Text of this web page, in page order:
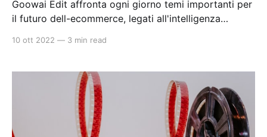
Goowai Edit affronta ogni giorno temi importanti per
il futuro dell-ecommerce, legati all'intelligenza
relativi alla Data Science, all' Artificial Intelligence, al
artificiale per l'e-commerce L'introduzione
dell'intelligenza artificiale nelle vendite, nel marketing
e nella gestione del magazzino è
10 ott 2022 — 3 min read